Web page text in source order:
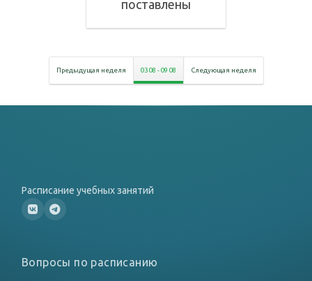
поставлены
Предыдущая неделя 03 08 -09 08 Следующая неделя
Расписание учебных занятий
Вопросы по расписанию